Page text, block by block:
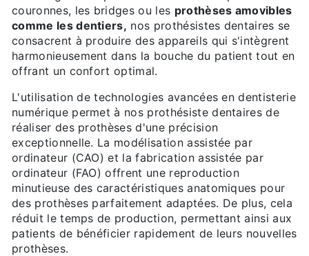
couronnes, les bridges ou les prothèses amovibles
comme les dentiers, nos prothésistes dentaires se
consacrent à produire des appareils qui s'intègrent
harmonieusement dans la bouche du patient tout en
offrant un confort optimal.
L'utilisation de technologies avancées en dentisterie
numérique permet à nos prothésiste dentaires de
réaliser des prothèses d'une précision
exceptionnelle. La modélisation assistée par
ordinateur (CAO) et la fabrication assistée par
ordinateur (FAO) offrent une reproduction
minutieuse des caractéristiques anatomiques pour
des prothèses parfaitement adaptées. De plus, cela
réduit le temps de production, permettant ainsi aux
patients de bénéficier rapidement de leurs nouvelles
prothèses.